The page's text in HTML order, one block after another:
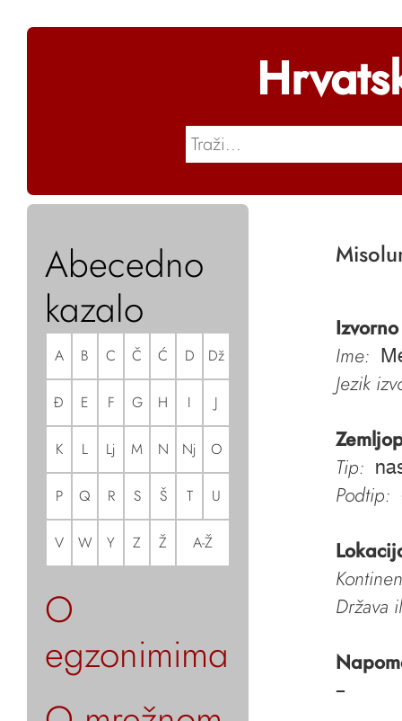
Abecedno
kazalo
A B C Č Ć D Dž
Đ E F G H I J
K L Lj M N Nj O
P Q R S Š T U
V W Y Z Ž A-Ž
O
egzonimima
Ime:
Jezik
Tip:
Podtip:
Država
–